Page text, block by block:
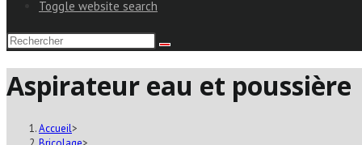
Toggle website search
Aspirateur eau et poussière
Accueil>